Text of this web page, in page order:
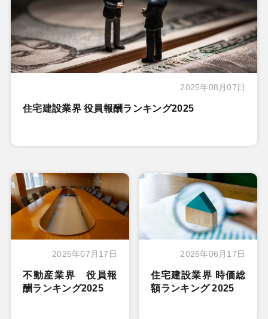
2025年08月07日
住宅建設業界 役員報酬ランキング2025
2025年07月17日
不動産業界 役員報
酬ランキング2025
2025年06月17日
住宅建設業界 時価総
額ランキング 2025